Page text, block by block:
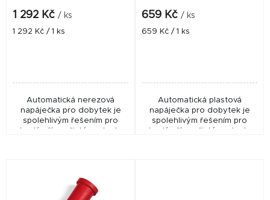
1 292 Kč / ks
Měrná
1 292 Kč / 1 ks
Automatická nerezová
napáječka pro dobytek je
spolehlivým řešením pro
trvalý přísun čisté vody. Je
659 Kč / ks
Měrná
659 Kč / 1 ks
Automatická plastová
napáječka pro dobytek je
spolehlivým řešením pro
trvalý přísun čisté vody. Je